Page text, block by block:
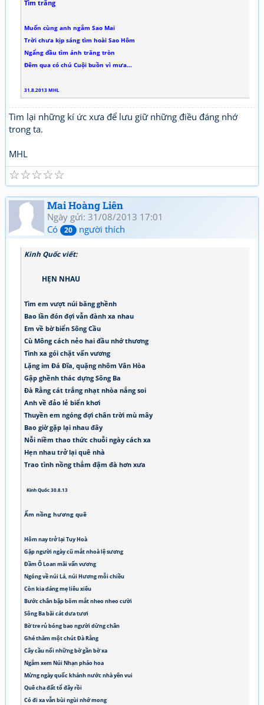
Tìm trăng
Muốn cùng anh ngắm Sao Mai
Trời chưa kịp sáng tìm hoài Sao Hôm
Ngẩng đầu tìm ánh trăng tròn
Đêm qua có chú Cuội buồn vì mưa...
31.8.2013 MHL
Tìm lại những kí ức xưa để lưu giữ những điều đáng nhớ
trong ta.
MHL
☆
☆
☆
☆
☆
Mai Hoàng Liên
Ngày gửi: 31/08/2013 17:01
Có
20 người thích
Kinh Quốc viết:
HẸN NHAU
Tìm em vượt núi băng ghềnh
Bao lần đón đợi vẫn đành xa nhau
Em về bờ biển Sông Cầu
Cù Mông cách nẻo hai đầu nhớ thương
Tình xa gói chặt vấn vương
Lặng im Đá Đĩa, quặng nhôm Vân Hòa
Gập ghềnh thác dựng Sông Ba
Đà Rằng cát trắng nhạt nhòa nắng soi
Anh về đảo lẻ biển khơi
Thuyền em ngóng đợi chân trời mù mây
Bao giờ gặp lại nhau đây
Nỗi niềm thao thức chuỗi ngày cách xa
Hẹn nhau trở lại quê nhà
Trao tình nồng thắm đậm đà hơn xưa
Kinh Quốc 30.8.13
Ấm nồng hương quê
Hôm nay trở lại Tuy Hoà
Gặp người ngày cũ mắt nhoà lệ sương
Đầm Ô Loan mãi vấn vương
Ngóng về núi Lá, núi Hương mỗi chiều
Còn kia dáng mẹ liêu xiêu
Bước chân bập bõm mắt nheo nheo cười
Sông Ba bãi cát dưa tươi
Bờ tre rủ bóng bao người dừng chân
Ghé thăm một chút Đà Rằng
Cây cầu nối những bờ gần bờ xa
Ngắm xem Núi Nhạn pháo hoa
Mừng ngày quốc khánh nước nhà yên vui
Quê cha đất tổ đây rồi
Có đi xa vẫn bùi ngùi nhớ mong